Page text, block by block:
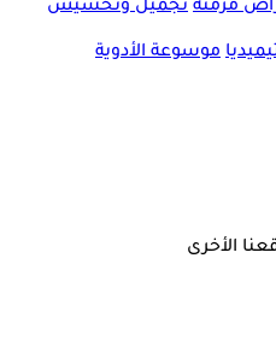
مزمنة تجميل وتخسيس
موسوعة الأدوية
الأخرى